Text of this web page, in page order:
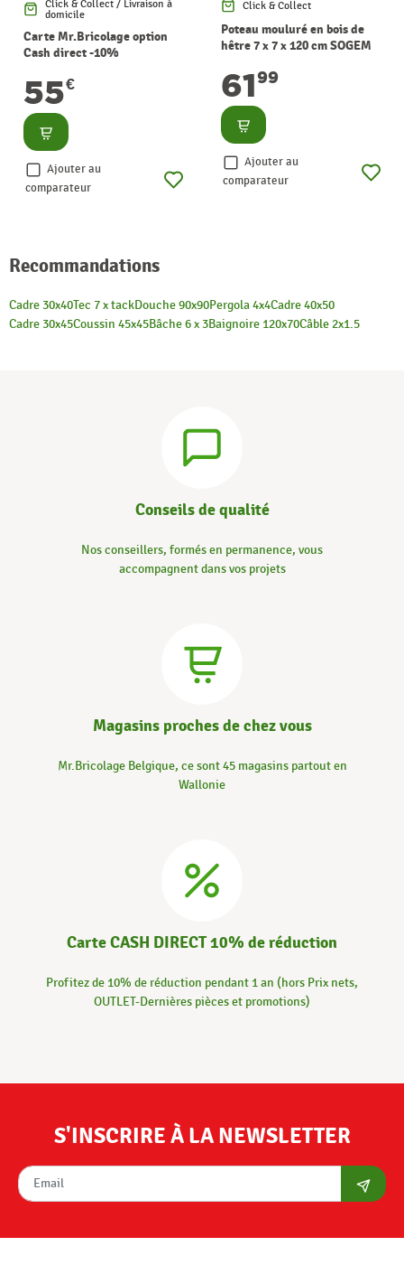
Click & Collect / Livraison à
domicile
Carte Mr.Bricolage option
Cash direct -10%
55€
Consulter
Ajouter au
comparateur
Click & Collect
Poteau mouluré en bois de
hêtre 7 x 7 x 120 cm SOGEM
6199
Consulter
Ajouter au
comparateur
Recommandations
Cadre 30x40Tec 7 x tackDouche 90x90Pergola 4x4Cadre 40x50
Cadre 30x45Coussin 45x45Bâche 6 x 3Baignoire 120x70Câble 2x1.5
Conseils de qualité
Nos conseillers, formés en permanence, vous
accompagnent dans vos projets
Magasins proches de chez vous
Mr.Bricolage Belgique, ce sont 45 magasins partout en
Wallonie
Carte CASH DIRECT 10% de réduction
Profitez de 10% de réduction pendant 1 an (hors Prix nets,
OUTLET-Dernières pièces et promotions)
S'INSCRIRE À LA NEWSLETTER